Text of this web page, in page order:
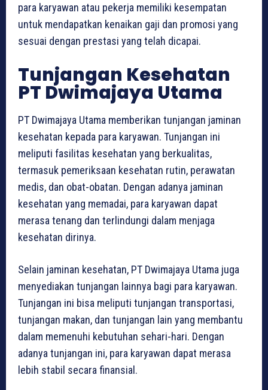
para karyawan atau pekerja memiliki kesempatan
untuk mendapatkan kenaikan gaji dan promosi yang
sesuai dengan prestasi yang telah dicapai.
Tunjangan Kesehatan
PT Dwimajaya Utama
PT Dwimajaya Utama memberikan tunjangan jaminan
kesehatan kepada para karyawan. Tunjangan ini
meliputi fasilitas kesehatan yang berkualitas,
termasuk pemeriksaan kesehatan rutin, perawatan
medis, dan obat-obatan. Dengan adanya jaminan
kesehatan yang memadai, para karyawan dapat
merasa tenang dan terlindungi dalam menjaga
kesehatan dirinya.
Selain jaminan kesehatan, PT Dwimajaya Utama juga
menyediakan tunjangan lainnya bagi para karyawan.
Tunjangan ini bisa meliputi tunjangan transportasi,
tunjangan makan, dan tunjangan lain yang membantu
dalam memenuhi kebutuhan sehari-hari. Dengan
adanya tunjangan ini, para karyawan dapat merasa
lebih stabil secara finansial.